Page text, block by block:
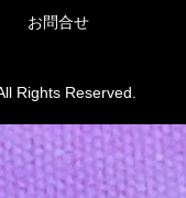
お問合せ
Rights Reserved.